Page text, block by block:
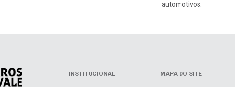
automotivos.
INSTITUCIONAL MAPA DO SITE